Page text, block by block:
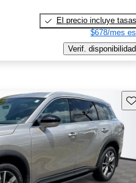
El precio incluye tasas
$678/mes
Verif. disponibilidad